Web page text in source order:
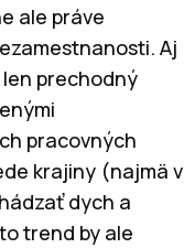
ale práve
Aj
prechodný
pracovných
krajiny (najmä v
dych a
trend by ale